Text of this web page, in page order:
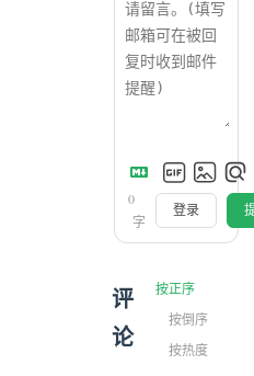
0
字
登录
评
论
按正序
按倒序
按热度